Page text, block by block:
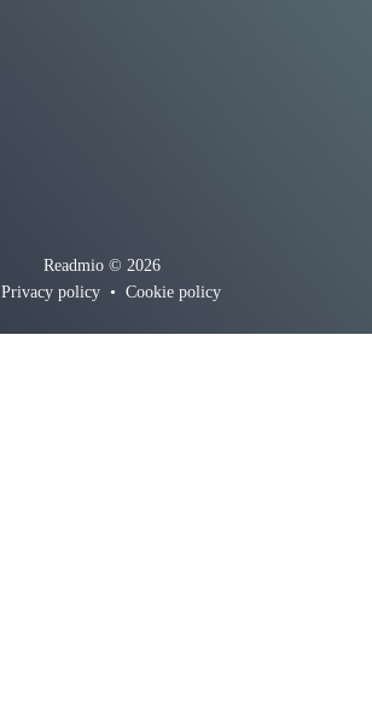
Readmio © 2026
Privacy policy • Cookie policy